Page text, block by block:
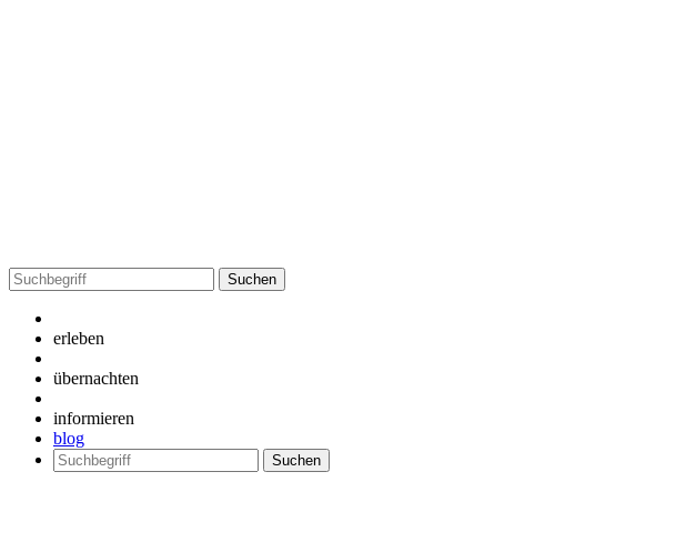
Suchen
nach:
erleben
übernachten
informieren
blog
Suchen
nach: